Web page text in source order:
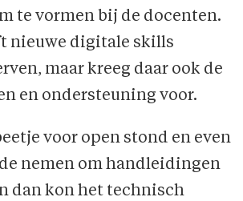
te vormen bij de docenten.
nieuwe digitale skills
maar kreeg daar ook de
en ondersteuning voor.
voor open stond en even
nemen om handleidingen
dan kon het technisch